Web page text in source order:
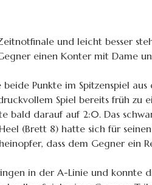
und leicht besser
einen Konter mit Dame
Punkte im Spitzenspiel aus
Spiel bereits früh zu
bald darauf auf 2:0. Das
(Brett 8) hatte sich für
dass dem Gegner ein
in der A-Linie und konnte